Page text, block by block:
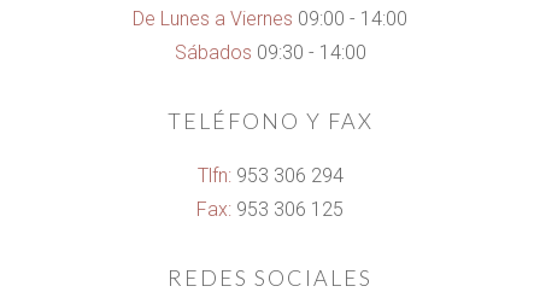
De Lunes a Viernes 09:00 - 14:00
Sábados 09:30 - 14:00
TELÉFONO Y FAX
Tlfn: 953 306 294
Fax: 953 306 125
REDES SOCIALES